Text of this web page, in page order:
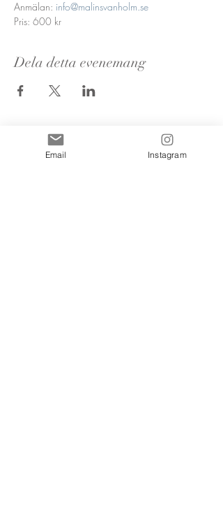
Anmälan: info@malinsvanholm.se
Pris: 600 kr
Dela detta evenemang
Email Instagram